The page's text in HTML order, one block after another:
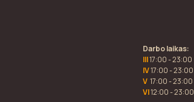
Darbo laikas:
III17:00 - 23:00
IV17:00 - 23:00
V 17:00 - 23:00
VI12:00 - 23:00